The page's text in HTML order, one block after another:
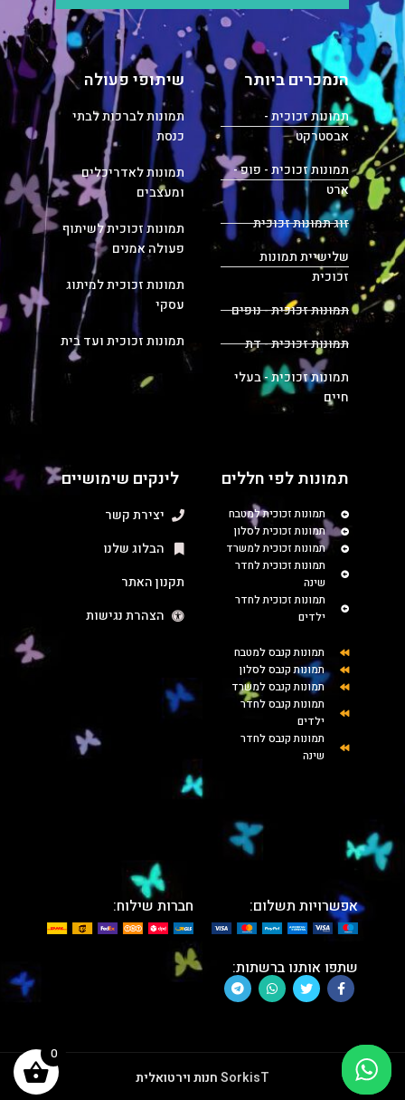
הנמכרים ביותר
תמונות זכוכית -
אבסטרקט
תמונות זכוכית - פופ -
ארט
זוג תמונות זכוכית
שלישיית תמונות
זכוכית
תמונות זכוכית - נופים
תמונות זכוכית - דת
תמונות זכוכית - בעלי
חיים
שיתופי פעולה
תמונות לברכות לבתי
כנסת
תמונות לאדריכלים
ומעצבים
תמונות זכוכית לשיתוף
פעולה אמנים
תמונות זכוכית למיתוג
עסקי
תמונות זכוכית ועד בית
תמונות לפי חללים
תמונות זכוכית למטבח
תמונות זכוכית לסלון
תמונות זכוכית למשרד
תמונות זכוכית לחדר
שינה
תמונות זכוכית לחדר
ילדים
תמונות קנבס למטבח
תמונות קנבס לסלון
תמונות קנבס למשרד
תמונות קנבס לחדר
ילדים
תמונות קנבס לחדר
שינה
לינקים שימושיים
יצירת קשר
הבלוג שלנו
תקנון האתר
הצהרת נגישות
אפשרויות תשלום: חברות שילוח:
שתפו אותנו ברשתות:
SorkisTחנות וירטואלית
0